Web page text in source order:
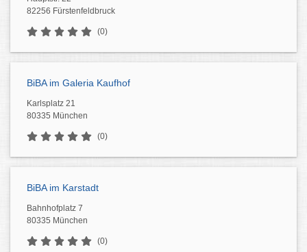
82256 Fürstenfeldbruck
(0)
BiBA im Galeria Kaufhof
Karlsplatz 21
80335 München
(0)
BiBA im Karstadt
Bahnhofplatz 7
80335 München
(0)